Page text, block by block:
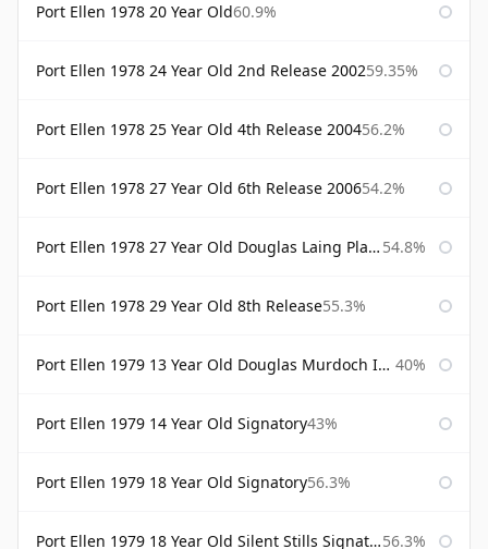
Port Ellen 1978 20 Year Old60.9%
Port Ellen 1978 24 Year Old 2nd Release 200259.35%
Port Ellen 1978 25 Year Old 4th Release 200456.2%
Port Ellen 1978 27 Year Old 6th Release 200654.2%
Port Ellen 1978 27 Year Old Douglas Laing Platinum Selection 54.8%
Port Ellen 1978 29 Year Old 8th Release55.3%
Port Ellen 1979 13 Year Old Douglas Murdoch Independent Bottling 40%
Port Ellen 1979 14 Year Old Signatory43%
Port Ellen 1979 18 Year Old Signatory56.3%
Port Ellen 1979 18 Year Old Silent Stills Signatory 56.3%